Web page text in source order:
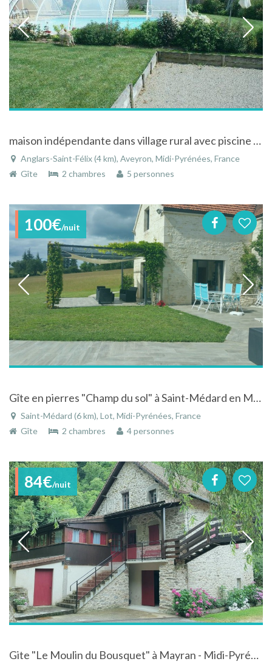
maison indépendante dans village rural avec piscine privée couverte chauffée
Anglars-Saint-Félix (4 km), Aveyron, Midi-Pyrénées, France
Gîte
2 chambres 5 personnes
100€/nuit
Gîte en pierres "Champ du sol" à Saint-Médard en Midi-Pyrénées avec piscine exclusivement réservé au gîte avec vue imprenable
Saint-Médard (6 km), Lot, Midi-Pyrénées, France
Gîte
2 chambres 4 personnes
84€/nuit
Gite "Le Moulin du Bousquet" à Mayran - Midi-Pyrénées au bord de l'Aveyron